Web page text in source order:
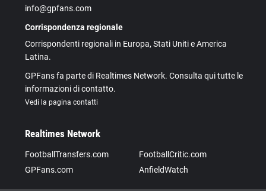
info@gpfans.com
Corrispondenza regionale
Corrispondenti regionali in Europa, Stati Uniti e America
Latina.
GPFans fa parte di Realtimes Network. Consulta qui tutte le
informazioni di contatto.
Vedi la pagina contatti
Realtimes Network
FootballTransfers.com
FootballCritic.com
GPFans.com
AnfieldWatch